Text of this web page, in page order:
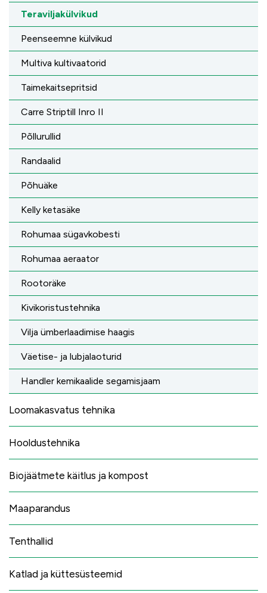
Teraviljakülvikud
Peenseemne külvikud
Multiva kultivaatorid
Taimekaitsepritsid
Carre Striptill Inro II
Põllurullid
Randaalid
Põhuäke
Kelly ketasäke
Rohumaa sügavkobesti
Rohumaa aeraator
Rootoräke
Kivikoristustehnika
Vilja ümberlaadimise haagis
Väetise- ja lubjalaoturid
Handler kemikaalide segamisjaam
Loomakasvatus tehnika
Hooldustehnika
Biojäätmete käitlus ja kompost
Maaparandus
Tenthallid
Katlad ja küttesüsteemid